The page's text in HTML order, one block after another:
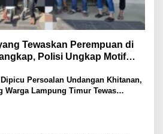
Tewaskan Perempuan di
Polisi Ungkap Motif
Persoalan Undangan Khitanan,
Warga Lampung Timur Tewas